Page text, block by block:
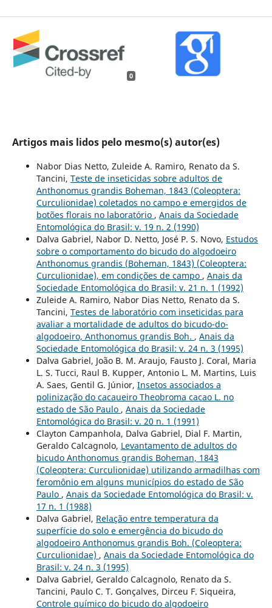
0
Artigos mais lidos pelo mesmo(s) autor(es)
Nabor Dias Netto, Zuleide A. Ramiro, Renato da S.
Tancini, Teste de inseticidas sobre adultos de
Anthonomus grandis Boheman, 1843 (Coleoptera:
Curculionidae) coletados no campo e emergidos de
botões florais no laboratório , Anais da Sociedade
Entomológica do Brasil: v. 19 n. 2 (1990)
Dalva Gabriel, Nabor D. Netto, José P. S. Novo, Estudos
sobre o comportamento do bicudo do algodoeiro
Anthonomus grandis (Boheman, 1843) (Coleoptera:
Curculionidae), em condições de campo , Anais da
Sociedade Entomológica do Brasil: v. 21 n. 1 (1992)
Zuleide A. Ramiro, Nabor Dias Netto, Renato da S.
Tancini, Testes de laboratório com inseticidas para
avaliar a mortalidade de adultos do bicudo-do-
algodoeiro, Anthonomus grandis Boh. , Anais da
Sociedade Entomológica do Brasil: v. 24 n. 3 (1995)
Dalva Gabriel, João B. M. Araujo, Fausto J. Coral, Maria
L. S. Tucci, Raul B. Kupper, Antonio L. M. Martins, Luis
A. Saes, Gentil G. Júnior, Insetos associados a
polinização do cacaueiro Theobroma cacao L. no
estado de São Paulo , Anais da Sociedade
Entomológica do Brasil: v. 20 n. 1 (1991)
Clayton Campanhola, Dalva Gabriel, Dial F. Martin,
Geraldo Calcagnolo, Levantamento de adultos do
bicudo Anthonomus grandis Boheman, 1843
(Coleoptera: Curculionidae) utilizando armadilhas com
feromônio em alguns municípios do estado de São
Paulo , Anais da Sociedade Entomológica do Brasil: v.
17 n. 1 (1988)
Dalva Gabriel, Relação entre temperatura da
superfície do solo e emergência do bicudo do
algodoeiro Anthonomus grandis Boh. (Coleoptera:
Curculionidae) , Anais da Sociedade Entomológica do
Brasil: v. 24 n. 3 (1995)
Dalva Gabriel, Geraldo Calcagnolo, Renato da S.
Tancini, Paulo C. T. Gonçalves, Dirceu F. Siqueira,
Controle químico do bicudo do algodoeiro